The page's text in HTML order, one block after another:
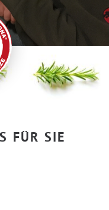
FÜR SIE